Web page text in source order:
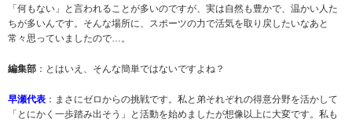
「何もない」と言われることが多いのですが、実は自然も豊かで、温かい人た
ちが多いんです。そんな場所に、スポーツの力で活気を取り戻したいなあと
常々思っていましたので…。
編集部 ：とはいえ、そんな簡単ではないですよね？
早瀬代表 ：まさにゼロからの挑戦です。私と弟それぞれの得意分野を活かして
「とにかく一歩踏み出そう」と活動を始めましたが想像以上に大変です。私も